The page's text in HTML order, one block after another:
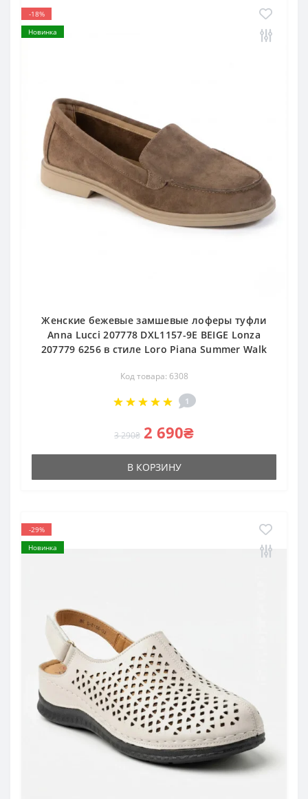
-18%
Новинка
Женские бежевые замшевые лоферы туфли
Anna Lucci 207778 DXL1157-9E BEIGE Lonza
207779 6256 в стиле Loro Piana Summer Walk
Код товара: 6308
1
3 290₴ 2 690₴
В КОРЗИНУ
-29%
Новинка